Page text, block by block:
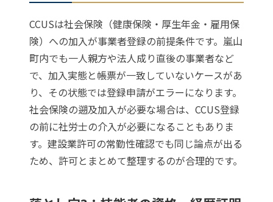
CCUSは社会保険（健康保険・厚生年金・雇用保
険）への加入が事業者登録の前提条件です。嵐山
町内でも一人親方や法人成り直後の事業者など
で、加入実態と帳票が一致していないケースがあ
り、その状態では登録申請がエラーになります。
社会保険の遡及加入が必要な場合は、CCUS登録
の前に社労士の介入が必要になることもありま
す。建設業許可の常勤性確認でも同じ論点が出る
ため、許可とまとめて整理するのが合理的です。